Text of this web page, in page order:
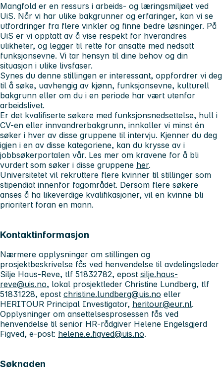
Mangfold er en ressurs i arbeids- og læringsmiljøet ved
UiS. Når vi har ulike bakgrunner og erfaringer, kan vi se
utfordringer fra flere vinkler og finne bedre løsninger. På
UiS er vi opptatt av å vise respekt for hverandres
ulikheter, og legger til rette for ansatte med nedsatt
funksjonsevne. Vi tar hensyn til dine behov og din
situasjon i ulike livsfaser.
Synes du denne stillingen er interessant, oppfordrer vi deg
til å søke, uavhengig av kjønn, funksjonsevne, kulturell
bakgrunn eller om du i en periode har vært utenfor
arbeidslivet.
Er det kvalifiserte søkere med funksjonsnedsettelse, hull i
CV-en eller innvandrerbakgrunn, innkaller vi minst én
søker i hver av disse gruppene til intervju. Kjenner du deg
igjen i en av disse kategoriene, kan du krysse av i
jobbsøkerportalen vår. Les mer om kravene for å bli
vurdert som søker i disse gruppene her.
Universitetet vil rekruttere flere kvinner til stillinger som
stipendiat innenfor fagområdet. Dersom flere søkere
anses å ha likeverdige kvalifikasjoner, vil en kvinne bli
prioritert foran en mann.
Kontaktinformasjon
Nærmere opplysninger om stillingen og
prosjektbeskrivelse fås ved henvendelse til avdelingsleder
Silje Haus-Reve, tlf 51832782, epost silje.haus-
reve@uis.no, lokal prosjektleder Christine Lundberg, tlf
51831228, epost christine.lundberg@uis.no eller
HERITOUR Principal Investigator, heritour@eur.nl.
Opplysninger om ansettelsesprosessen fås ved
henvendelse til senior HR-rådgiver Helene Engelsgjerd
Figved, e-post: helene.e.figved@uis.no.
Søknaden